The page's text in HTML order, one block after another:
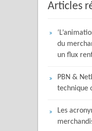
Articles
du
un flux
PBN &
technique
Les